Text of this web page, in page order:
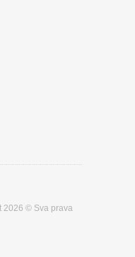
2026 © Sva prava